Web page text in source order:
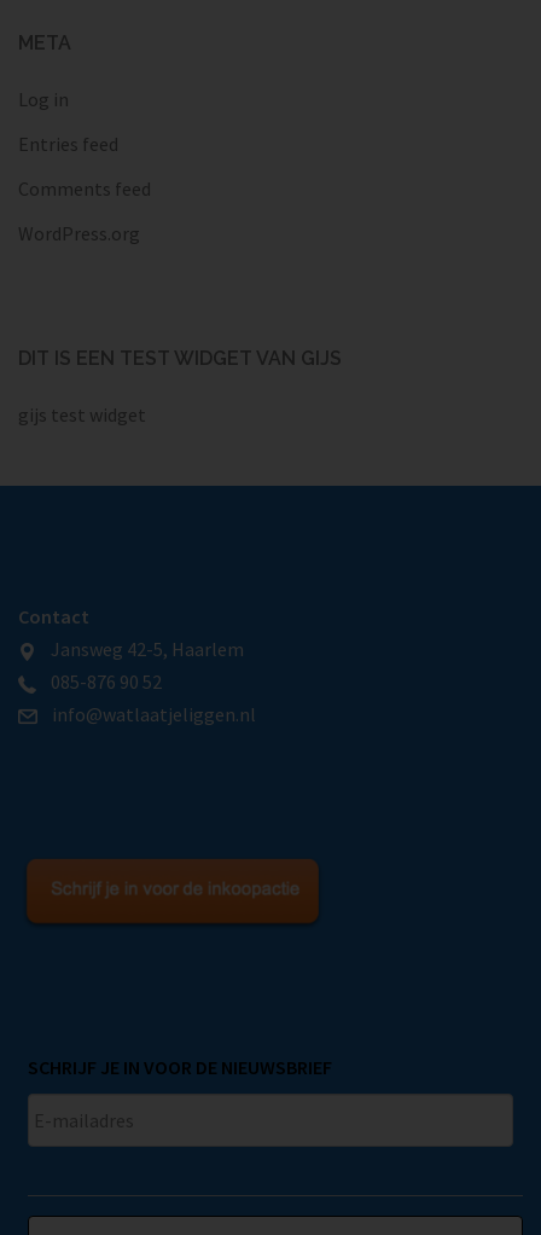
META
Log in
Entries feed
Comments feed
WordPress.org
DIT IS EEN TEST WIDGET VAN GIJS
gijs test widget
Contact
Jansweg 42-5, Haarlem
085-876 90 52
info@watlaatjeliggen.nl
SCHRIJF JE IN VOOR DE NIEUWSBRIEF